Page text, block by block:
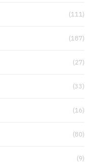
(111)
(187)
(27)
(33)
(16)
(80)
(9)